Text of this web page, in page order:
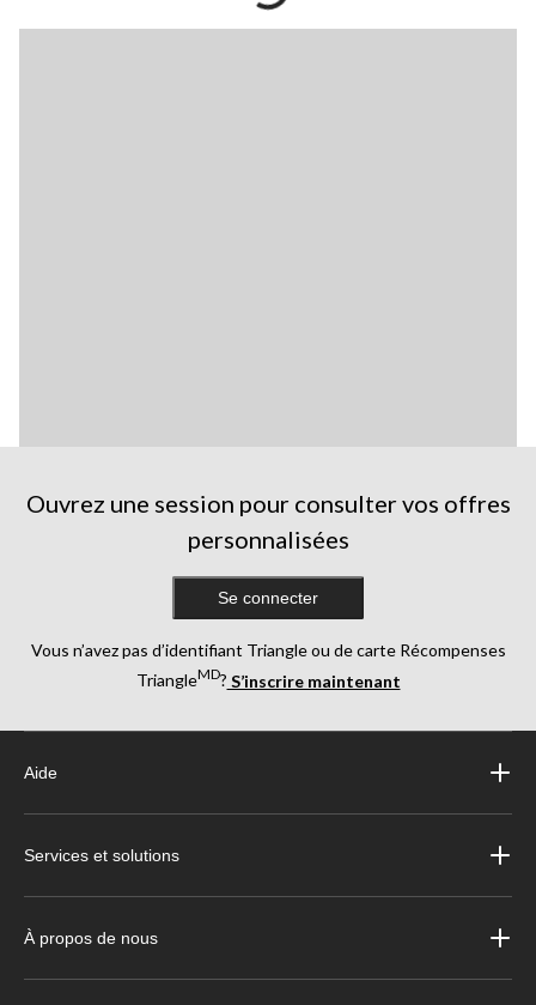
Ouvrez une session pour consulter vos offres
personnalisées
Se connecter
Vous n’avez pas d’identifiant Triangle ou de carte Récompenses
TriangleMD? S’inscrire maintenant
Aide
Services et solutions
À propos de nous